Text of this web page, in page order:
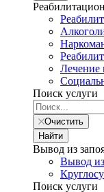
Лечение
Поиск услуги
Очистить
Найти
Вывод из
Вывод
Поиск услуги